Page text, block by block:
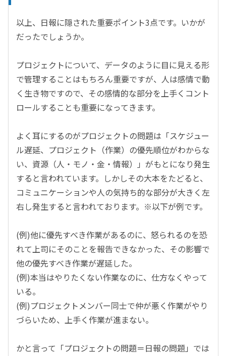
以上、日報に隠された重要ポイント3点です。いかが
だったでしょうか。
プロジェクトについて、データのように目に見える形
で管理することはもちろん重要ですが、人は感情で動
く生き物ですので、その感情的な部分を上手くコント
ロールすることも重要になってきます。
よく耳にするのがプロジェクトの問題は「スケジュー
ル遅延、プロジェクト（作業）の優先順位がわからな
い、資源（人・モノ・金・情報）」がもとになり発生
すると言われています。しかしその大本をたどると、
コミュニケーションや人の気持ち的な部分が大きく左
右し発生すると言われております。※以下が例です。
(例)他に優先すべき作業があるのに、怒られるのを恐
れて上司にそのことを報告できなかった、その影響で
他の優先すべき作業が遅延した。
(例)本当はやりたくない作業なのに、仕方なくやって
いる。
(例)プロジェクトメンバー同士で仲が悪く作業がやり
づらいため、上手く作業が進まない。
かと言って「プロジェクトの問題＝日報の問題」では